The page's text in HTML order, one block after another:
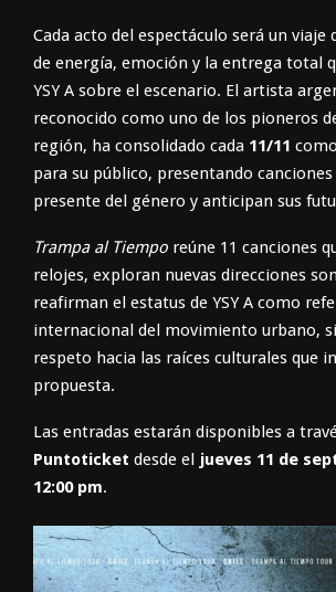
Cada acto del espectáculo será un
de energía, emoción y la entrega total
YSY A sobre el escenario. El artista
reconocido como uno de los pioneros
región, ha consolidado cada 11/11
para su público, presentando
presente del género y anticipan sus
Trampa al Tiempo reúne 11 canciones
relojes, exploran nuevas direcciones
reafirman el estatus de YSY A como
internacional del movimiento urbano,
respeto hacia las raíces culturales que
propuesta.
Las entradas estarán disponibles a
Puntoticket desde el jueves 11 de
12:00 pm.